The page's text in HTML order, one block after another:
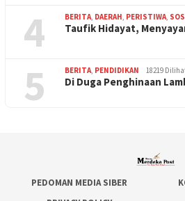
4 BERITA DAERAH PERISTIWA
Taufik Hidayat,
5 BERITA PENDIDIKAN 18219
Di Duga Penghinaan
PEDOMAN MEDIA SIBER